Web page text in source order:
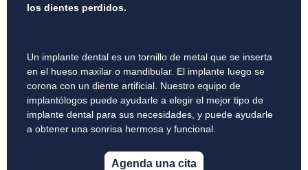
los dientes perdidos.
Un implante dental es un tornillo de metal que se inserta
en el hueso maxilar o mandibular. El implante luego se
corona con un diente artificial. Nuestro equipo de
implantólogos puede ayudarle a elegir el mejor tipo de
implante dental para sus necesidades, y puede ayudarle
a obtener una sonrisa hermosa y funcional.
Agenda una cita